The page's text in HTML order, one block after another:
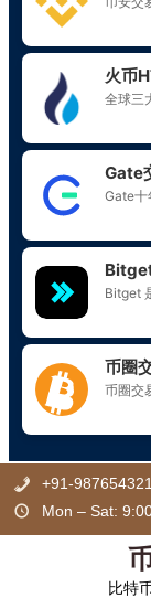
Skip
+91-
Mon – Sat:
比特